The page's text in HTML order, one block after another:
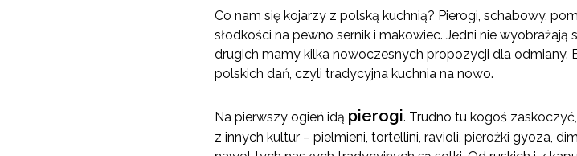
Co nam się kojarzy z polską kuchnią? Pierogi, schabowy,
słodkości na pewno sernik i makowiec. Jedni nie
drugich mamy kilka nowoczesnych propozycji dla odmiany.
polskich dań, czyli tradycyjna kuchnia na nowo.
Na pierwszy ogień idą pierogi. Trudno tu kogoś
z innych kultur – pielmieni, tortellini, ravioli, pierożki gyoza,